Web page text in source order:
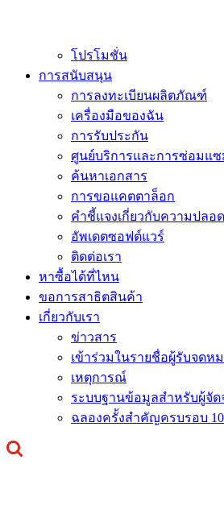
โปรโมชั่น
การสนับสนุน
การลงทะเบียนผลิตภัณฑ์
เครื่องมือของฉัน
การรับประกัน
ศูนย์บริการและการซ่อมแซ
ค้นหาเอกสาร
การขอแคตตาล็อก
คำชี้แจงเกี่ยวกับความปลอ
อัพเดตซอฟต์แวร์
ติดต่อเรา
หาซื้อได้ที่ไหน
ขอการสาธิตสินค้า
เกี่ยวกับเรา
ข่าวสาร
เข้าร่วมในรายชื่อผู้รับจดห
เหตุการณ์
ระบบฐานข้อมูลสำหรับผู้จัด
ฉลองครั้งสำคัญครบรอบ